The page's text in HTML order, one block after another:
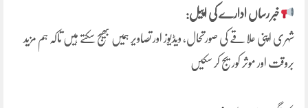
خبر رساں ادارے کی اپیل:
شہری اپنی علاقے کی صورتحال، ویڈیوز اور تصاویر ہمیں بھیج سکتے ہیں تاکہ ہم مزید
بروقت اور موثر کوریج کر سکیں